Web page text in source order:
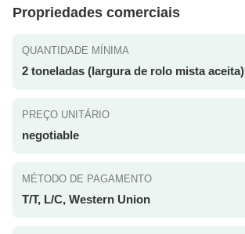
Propriedades comerciais
QUANTIDADE MÍNIMA
2 toneladas (largura de rolo mista aceita)
PREÇO UNITÁRIO
negotiable
MÉTODO DE PAGAMENTO
T/T, L/C, Western Union